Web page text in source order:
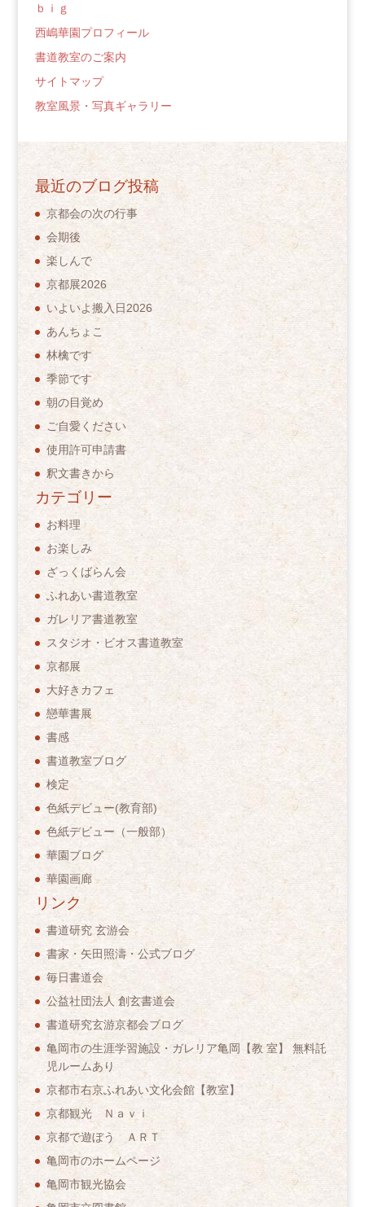
ｂｉｇ
西嶋華園プロフィール
書道教室のご案内
サイトマップ
教室風景・写真ギャラリー
最近のブログ投稿
京都会の次の行事
会期後
楽しんで
京都展2026
いよいよ搬入日2026
あんちょこ
林檎です
季節です
朝の目覚め
ご自愛ください
使用許可申請書
釈文書きから
カテゴリー
お料理
お楽しみ
ざっくばらん会
ふれあい書道教室
ガレリア書道教室
スタジオ・ビオス書道教室
京都展
大好きカフェ
戀華書展
書感
書道教室ブログ
検定
色紙デビュー(教育部)
色紙デビュー（一般部）
華園ブログ
華園画廊
リンク
書道研究 玄游会
書家・矢田照濤・公式ブログ
毎日書道会
公益社団法人 創玄書道会
書道研究玄游京都会ブログ
亀岡市の生涯学習施設・ガレリア亀岡【教 室】 無料託
児ルームあり
京都市右京ふれあい文化会館【教室】
京都観光 Ｎａｖｉ
京都で遊ぼう ＡＲＴ
亀岡市のホームページ
亀岡市観光協会